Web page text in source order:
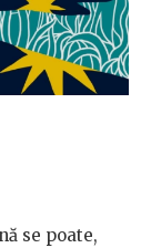
se poate,